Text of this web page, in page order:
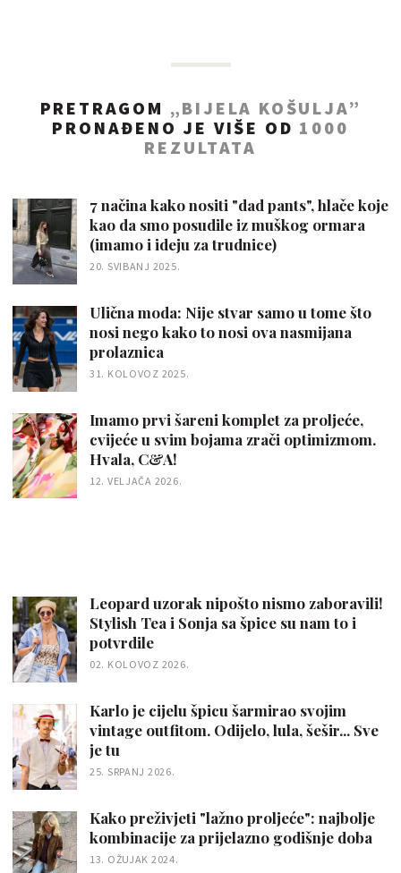
PRETRAGOM „BIJELA KOŠULJA”
PRONAĐENO JE VIŠE OD 1000
REZULTATA
7 načina kako nositi "dad pants", hlače koje
kao da smo posudile iz muškog ormara
(imamo i ideju za trudnice)
20. SVIBANJ 2025.
Ulična moda: Nije stvar samo u tome što
nosi nego kako to nosi ova nasmijana
prolaznica
31. KOLOVOZ 2025.
Imamo prvi šareni komplet za proljeće,
cvijeće u svim bojama zrači optimizmom.
Hvala, C&A!
12. VELJAČA 2026.
Leopard uzorak nipošto nismo zaboravili!
Stylish Tea i Sonja sa špice su nam to i
potvrdile
02. KOLOVOZ 2026.
Karlo je cijelu špicu šarmirao svojim
vintage outfitom. Odijelo, lula, šešir... Sve
je tu
25. SRPANJ 2026.
Kako preživjeti "lažno proljeće": najbolje
kombinacije za prijelazno godišnje doba
13. OŽUJAK 2024.